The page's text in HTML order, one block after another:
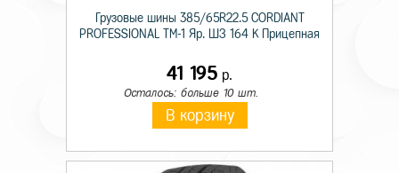
Грузовые шины 385/65R22.5 CORDIANT
PROFESSIONAL TM-1 Яр. ШЗ 164 K Прицепная
41 195 р.
Осталось: больше 10 шт.
В корзину